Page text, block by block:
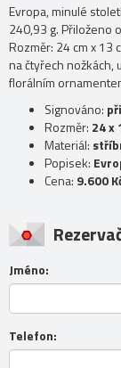
Evropa, minulé
240,93 g. Přiloženo
Rozměr: 24 cm x 13
na čtyřech nožkách,
florálním
Signováno:
Rozměr: 24 x
Materiál:
Popisek:
Cena: 9.600
Jméno:
Telefon: